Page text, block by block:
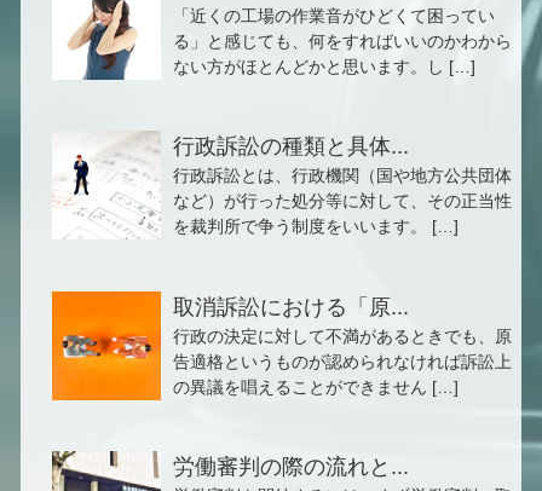
「近くの工場の作業音がひどくて困ってい
る」と感じても、何をすればいいのかわから
ない方がほとんどかと思います。し […]
行政訴訟の種類と具体...
行政訴訟とは、行政機関（国や地方公共団体
など）が行った処分等に対して、その正当性
を裁判所で争う制度をいいます。 […]
取消訴訟における「原...
行政の決定に対して不満があるときでも、原
告適格というものが認められなければ訴訟上
の異議を唱えることができません […]
労働審判の際の流れと...